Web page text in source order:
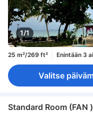
1/1
25 m²/269 ft² Enintään 3
Valitse
Standard Room (FAN )